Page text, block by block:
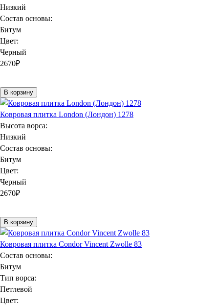
Низкий
Состав основы:
Битум
Цвет:
Черный
2670₽
В корзину
Ковровая плитка London (Лондон) 1278
Высота ворса:
Низкий
Состав основы:
Битум
Цвет:
Черный
2670₽
В корзину
Ковровая плитка Condor Vincent Zwolle 83
Состав основы:
Битум
Тип ворса:
Петлевой
Цвет: